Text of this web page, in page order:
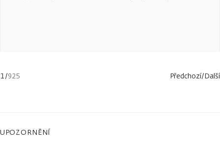
1/925 Předchozí/Další
UPOZORNĚNÍ